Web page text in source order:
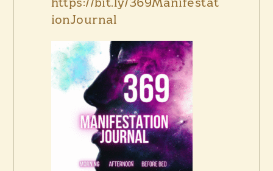
https://bit.ly/369Manifestat
ionJournal